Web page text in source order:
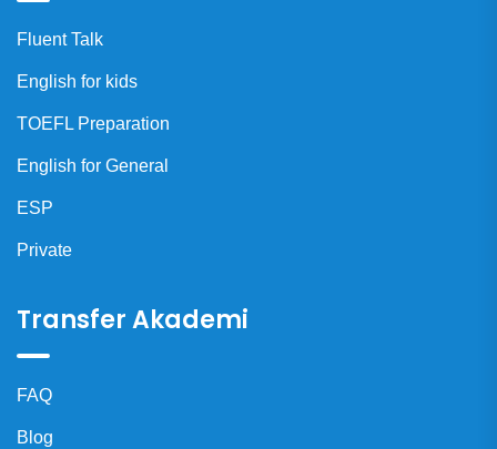
Fluent Talk
English for kids
TOEFL Preparation
English for General
ESP
Private
Transfer Akademi
FAQ
Blog